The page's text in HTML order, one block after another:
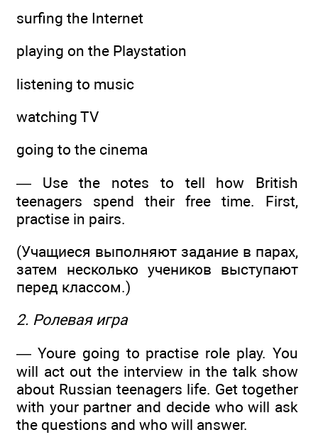
surfing the Internet
playing on the Playstation
listening to music
watching TV
going to the cinema
— Use the notes to tell how British
teenagers spend their free time. First,
practise in pairs.
(Учащиеся выполняют задание в парах,
затем несколько учеников выступают
перед классом.)
2. Ролевая игра
— Youre going to practise role play. You
will act out the interview in the talk show
about Russian teenagers life. Get together
with your partner and decide who will ask
the questions and who will answer.